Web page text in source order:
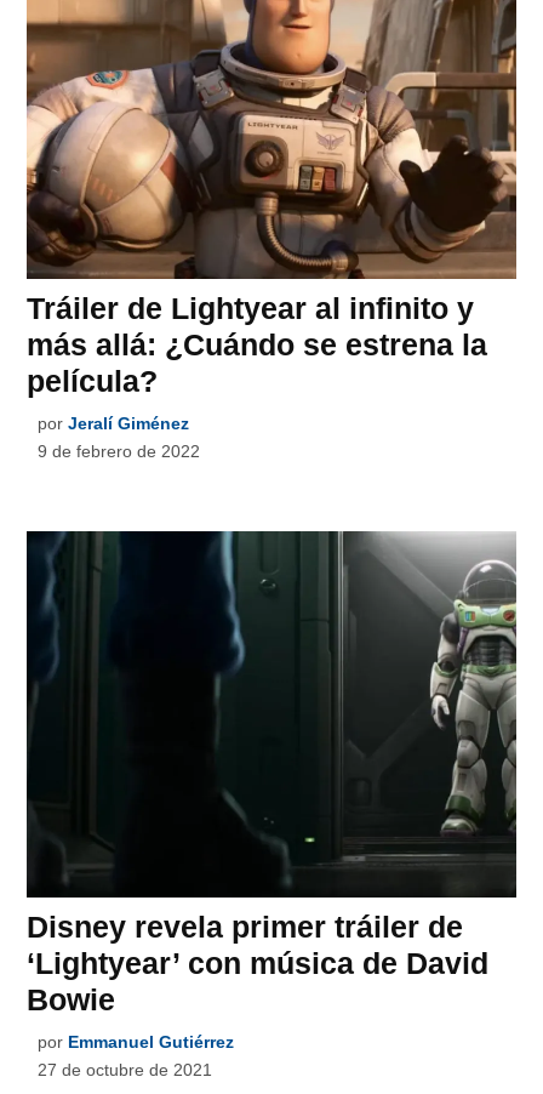
Tráiler de Lightyear al infinito y
más allá: ¿Cuándo se estrena la
película?
por Jeralí Giménez
9 de febrero de 2022
Disney revela primer tráiler de
‘Lightyear’ con música de David
Bowie
por Emmanuel Gutiérrez
27 de octubre de 2021